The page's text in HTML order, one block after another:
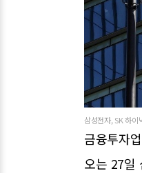
삼성전자, SK 하이
금융투자
오는 27일